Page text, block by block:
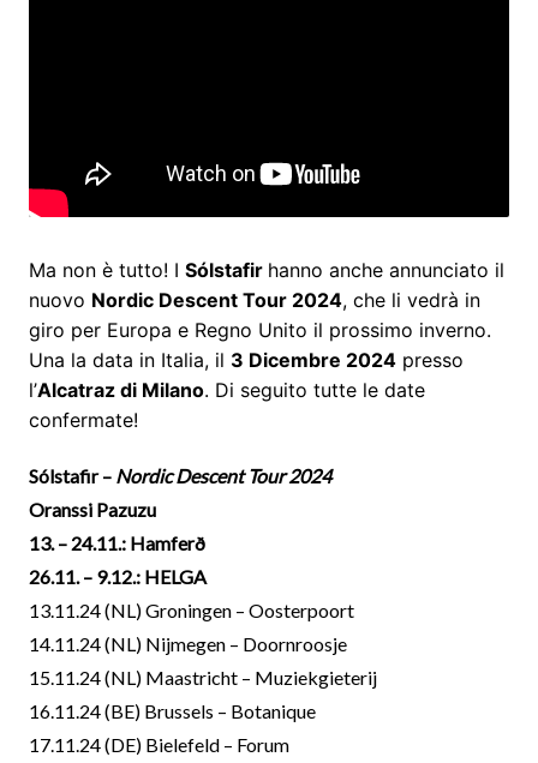
Ma non è tutto! I Sólstafir hanno anche annunciato il
nuovo Nordic Descent Tour 2024, che li vedrà in
giro per Europa e Regno Unito il prossimo inverno.
Una la data in Italia, il 3 Dicembre 2024presso
l’Alcatraz di Milano. Di seguito tutte le date
confermate!
Sólstafir – Nordic Descent Tour 2024
Oranssi Pazuzu
13. – 24.11.: Hamferð
26.11. – 9.12.: HELGA
13.11.24 (NL) Groningen – Oosterpoort
14.11.24 (NL) Nijmegen – Doornroosje
15.11.24 (NL) Maastricht – Muziekgieterij
16.11.24 (BE) Brussels – Botanique
17.11.24 (DE) Bielefeld – Forum